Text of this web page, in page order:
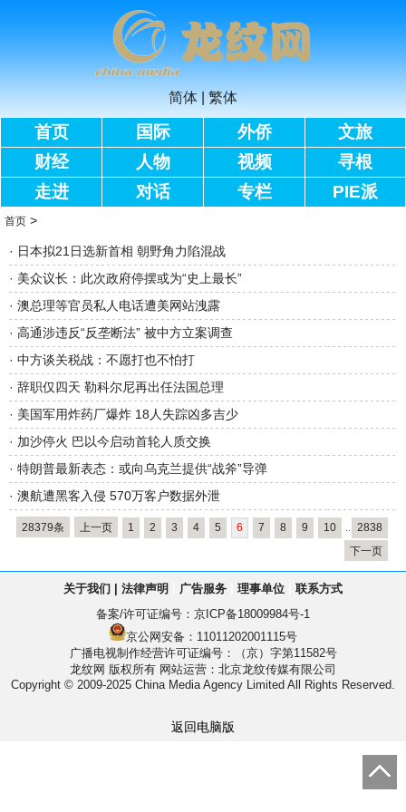
简体 繁体
首页 国际 外侨
文旅
财经
人物 视频
寻根
走进
对话 专栏 PIE派
首页 >
· 日本拟21日选新首相 朝野角力陷混战
· 美众议长：此次政府停摆或为“史上最长”
· 澳总理等官员私人电话遭美网站洩露
· 高通涉违反“反垄断法” 被中方立案调查
· 中方谈关税战：不愿打也不怕打
· 辞职仅四天 勒科尔尼再出任法国总理
· 美国军用炸药厂爆炸 18人失踪凶多吉少
· 加沙停火 巴以今启动首轮人质交换
· 特朗普最新表态：或向乌克兰提供“战斧”导弹
· 澳航遭黑客入侵 570万客户数据外泄
28379条 上一页 1 2 3 4 5 6 7 8 9 10 .. 2838
下一页
关于我们 法律声明 广告服务 理事单位
联系方式
备案/许可证编号： 京ICP备18009984号-1
京公网安备：11011202001115号
广播电视制作经营许可证编号：（京）字第11582号
龙纹网 版权所有 网站运营：北京龙纹传媒有限公司
Copyright © 2009-2025 China Media Agency Limited All Rights Reserved.
返回电脑版